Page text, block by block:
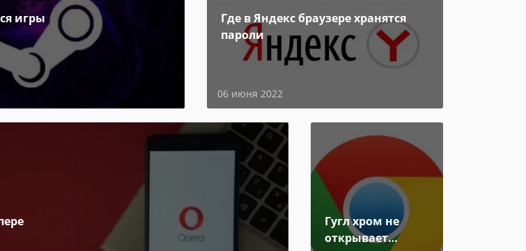
игры
Где в Яндекс браузере хранятся
пароли
06 июня 2022
Гугл хром не
открывает